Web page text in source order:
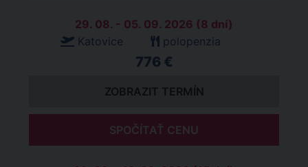
29. 08. - 05. 09. 2026 (8 dní)
Katovice
polopenzia
776 €
ZOBRAZIT TERMÍN
SPOČÍTAŤ CENU